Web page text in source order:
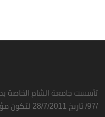
تأسست جامعة الشام الخاصة
/97/ تاريخ 28/7/2011 لتكون مؤسسة رائدة في التعليم العالي.